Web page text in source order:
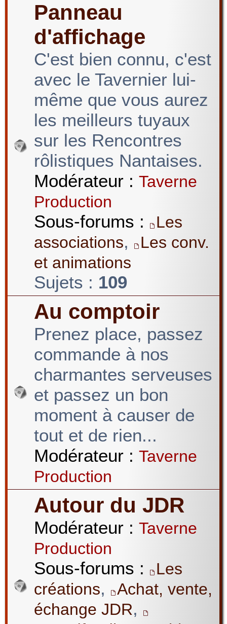
Panneau
d'affichage
C'est bien connu, c'est
avec le Tavernier lui-
même que vous aurez
les meilleurs tuyaux
sur les Rencontres
rôlistiques Nantaises.
Modérateur : Taverne
Production
Sous-forums :
Les
associations,
Les conv.
et animations
Sujets : 109
Au comptoir
Prenez place, passez
commande à nos
charmantes serveuses
et passez un bon
moment à causer de
tout et de rien...
Modérateur : Taverne
Production
Autour du JDR
Modérateur : Taverne
Production
Sous-forums :
Les
créations,
Achat, vente,
échange JDR,